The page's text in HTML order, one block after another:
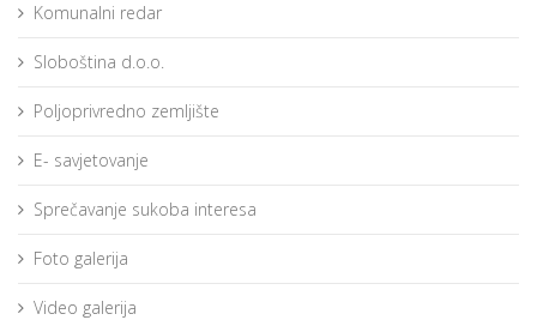
Komunalni redar
Sloboština d.o.o.
Poljoprivredno zemljište
E- savjetovanje
Sprečavanje sukoba interesa
Foto galerija
Video galerija